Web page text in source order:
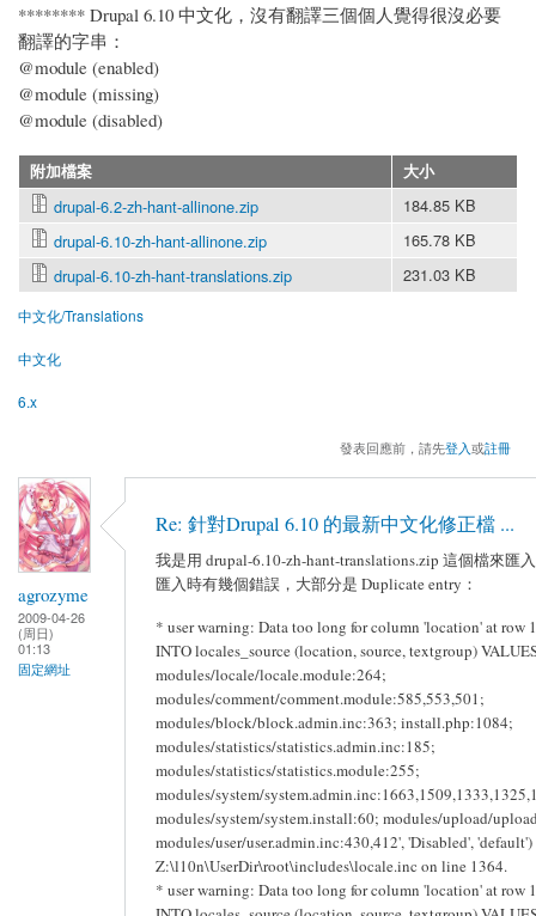
******** Drupal 6.10 中文化，沒有翻譯三個個人覺得很沒必要
翻譯的字串：
@module (enabled)
@module (missing)
@module (disabled)
附加檔案 大小
drupal-6.2-zh-hant-allinone.zip
184.85 KB
drupal-6.10-zh-hant-allinone.zip
165.78 KB
drupal-6.10-zh-hant-translations.zip
231.03 KB
中文化/Translations
中文化
6.x
發表回應前，請先登入或註冊
agrozyme
2009-04-26
(周日)
01:13
固定網址
Re: 針對Drupal 6.10 的最新中文化修正檔 ...
我是用 drupal-6.10-zh-hant-translations.zip 這個檔來匯
匯入時有幾個錯誤，大部分是 Duplicate entry：
* user warning: Data too long for column 'location' at row
INTO locales_source (location, source, textgroup)
modules/locale/locale.module:264;
modules/comment/comment.module:585,553,501;
modules/block/block.admin.inc:363; install.php:1084;
modules/statistics/statistics.admin.inc:185;
modules/statistics/statistics.module:255;
modules/system/
modules/system/system.install:60; modules/upload/
modules/user/user.admin.inc:430,412', 'Disabled',
Z:\l10n\UserDir\root\includes\locale.inc on line 1364.
* user warning: Data too long for column 'location' at row